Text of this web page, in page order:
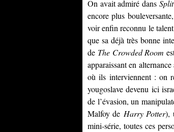
On avait admiré dansSplit
encore plus
voir enfin reconnu le
que sa déjà très bonne
de The Crowded Room
apparaissant en
où ils interviennent : on
yougoslave devenu ici
de l’évasion, un
Malfoy de Harry Potter),
mini-série, toutes ces